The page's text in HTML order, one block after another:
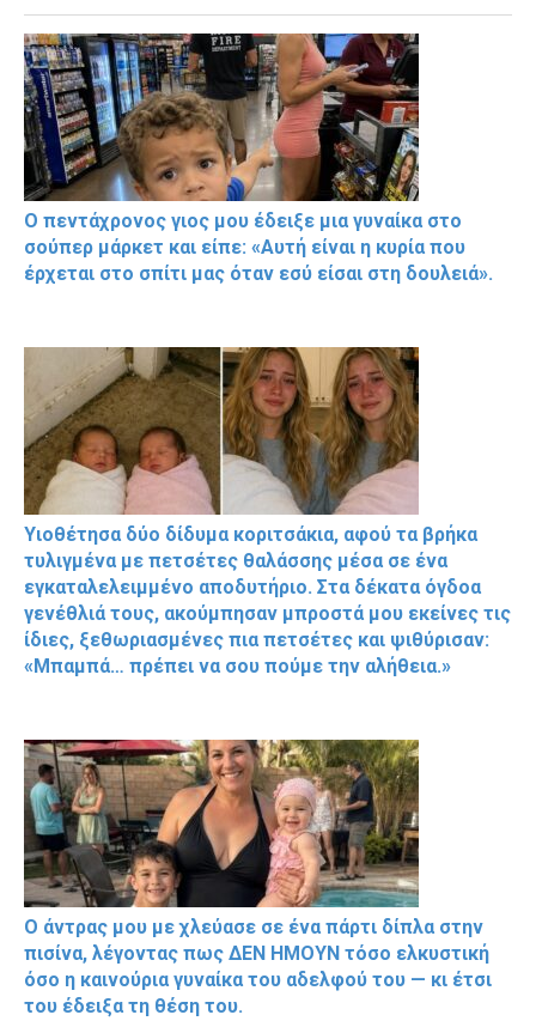
Ο πεντάχρονος γιος μου έδειξε μια γυναίκα στο
σούπερ μάρκετ και είπε: «Αυτή είναι η κυρία που
έρχεται στο σπίτι μας όταν εσύ είσαι στη δουλειά».
Υιοθέτησα δύο δίδυμα κοριτσάκια, αφού τα βρήκα
τυλιγμένα με πετσέτες θαλάσσης μέσα σε ένα
εγκαταλελειμμένο αποδυτήριο. Στα δέκατα όγδοα
γενέθλιά τους, ακούμπησαν μπροστά μου εκείνες τις
ίδιες, ξεθωριασμένες πια πετσέτες και ψιθύρισαν:
«Μπαμπά… πρέπει να σου πούμε την αλήθεια.»
Ο άντρας μου με χλεύασε σε ένα πάρτι δίπλα στην
πισίνα, λέγοντας πως ΔΕΝ ΗΜΟΥΝ τόσο ελκυστική
όσο η καινούρια γυναίκα του αδελφού του — κι έτσι
του έδειξα τη θέση του.